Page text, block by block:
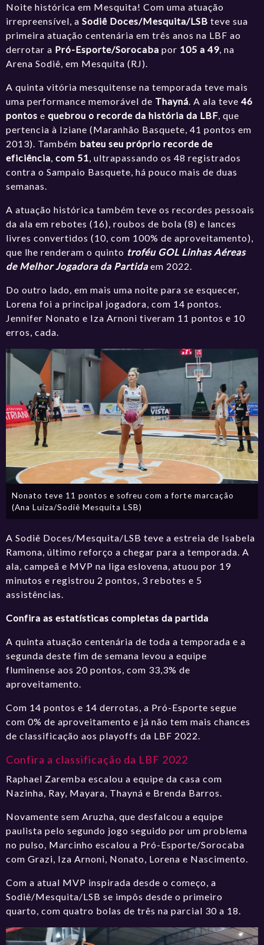
Noite histórica em Mesquita! Com uma atuação
irrepreensível, aSodiê Doces/Mesquita/LSB teve sua
primeira atuação centenária em três anos na LBF ao
derrotar a Pró-Esporte/Sorocaba por 105 a 49, na
Arena Sodiê, em Mesquita (RJ).
A quinta vitória mesquitense na temporada teve mais
uma performance memorável de Thayná. A ala teve46
pontos equebrou o recorde da história da LBF, que
pertencia à Iziane (Maranhão Basquete, 41 pontos em
2013). Também bateu seu próprio recorde de
eficiência,com 51, ultrapassando os 48 registrados
contra o Sampaio Basquete, há pouco mais de duas
semanas.
A atuação histórica também teve os recordes pessoais
da ala em rebotes (16), roubos de bola (8) e lances
livres convertidos (10, com 100% de aproveitamento),
que lhe renderam o quinto troféu GOL Linhas Aéreas
de Melhor Jogadora da Partidaem 2022.
Do outro lado, em mais uma noite para se esquecer,
Lorena foi a principal jogadora, com 14 pontos.
Jennifer Nonato e Iza Arnoni tiveram 11 pontos e 10
erros, cada.
Nonato teve 11 pontos e sofreu com a forte marcação
(Ana Luiza/Sodiê Mesquita LSB)
A Sodiê Doces/Mesquita/LSB teve a estreia de Isabela
Ramona, último reforço a chegar para a temporada. A
ala, campeã e MVP na liga eslovena, atuou por 19
minutos e registrou 2 pontos, 3 rebotes e 5
assistências.
Confira as estatísticas completas da partida
A quinta atuação centenária de toda a temporada ea
segunda deste fim de semana levou a equipe
fluminense aos 20 pontos, com 33,3% de
aproveitamento.
Com 14 pontos e 14 derrotas, a Pró-Esporte segue
com 0% de aproveitamento e já não tem mais chances
de classificação aos playoffs da LBF 2022.
Confira a classificação da LBF 2022
Raphael Zaremba escalou a equipe da casa com
Nazinha, Ray, Mayara, Thayná e Brenda Barros.
Novamente sem Aruzha, que desfalcou a equipe
paulista pelo segundo jogo seguido por um problema
no pulso, Marcinho escalou a Pró-Esporte/Sorocaba
com Grazi, Iza Arnoni, Nonato, Lorena e Nascimento.
Com a atual MVP inspirada desde o começo, a
Sodiê/Mesquita/LSB se impôs desde o primeiro
quarto, com quatro bolas de três na parcial 30 a 18.